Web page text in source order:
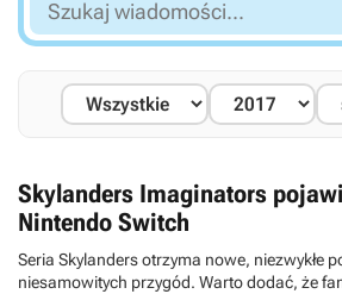
wiadomości...
Skylanders Imaginators
Nintendo Switch
Seria Skylanders otrzyma nowe, niezwykłe
niesamowitych przygód. Warto dodać, że